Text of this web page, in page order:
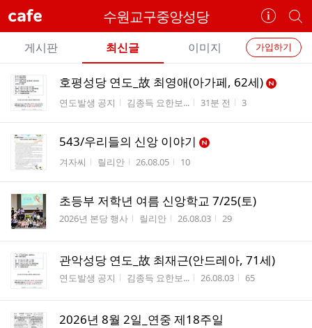
cafe 수원교구중앙성당
카
페
정
보
기
개
별
카
페
메
가입하기
게시판 최신글 이미지
리
호평성당 연도_故 최영애(아가페, 62세)
게시판명
연도발생 공지 작성자
김종득 요한보... 작성시간
31분 전 조회수
3
543/우리들의 신앙 이야기
게시판명
겨자씨 작성자
릴리안 작성시간
26.08.05 조회수
10
초등부 저학년 여름 신앙학교 7/25(토)
게시판명
2026년 본당 행사 작성자
릴리안 작성시간
26.08.03 조회수
29
관악성당 연도_故 최재근(안드레아, 71세)
게시판명
연도발생 공지 작성자
김종득 요한보... 작성시간
26.08.03 조회수
65
2026년 8월 2일_연중 제18주일